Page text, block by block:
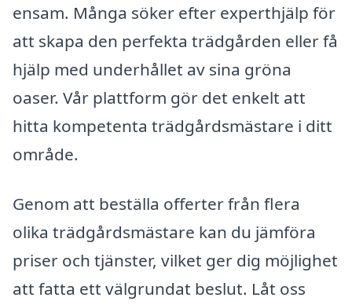
ensam. Många söker efter experthjälp för
att skapa den perfekta trädgården eller få
hjälp med underhållet av sina gröna
oaser. Vår plattform gör det enkelt att
hitta kompetenta trädgårdsmästare i ditt
område.
Genom att beställa offerter från flera
olika trädgårdsmästare kan du jämföra
priser och tjänster, vilket ger dig möjlighet
att fatta ett välgrundat beslut. Låt oss